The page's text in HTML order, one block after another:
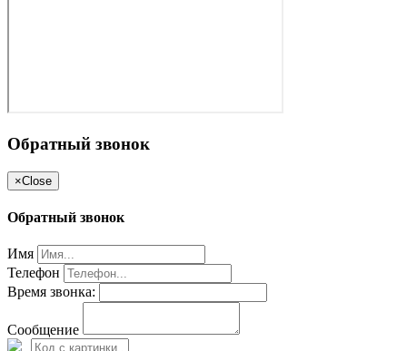
Обратный звонок
×Close
Обратный звонок
Имя
Телефон
Время звонка:
Сообщение